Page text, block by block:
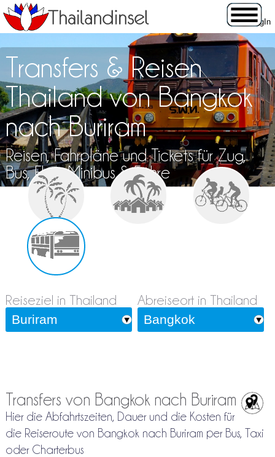
Transfers & Reisen
Thailand von Bangkok
nach Buriram
Reisen, Fahrpläne und Tickets für Zug,
Bus, Flug, Minibus & Fähre
Reiseziel in Thailand Abreiseort in Thailand
Transfers von Bangkok nach Buriram
Hier die Abfahrtszeiten, Dauer und die Kosten für
die Reiseroute von Bangkok nach Buriram per Bus, Taxi
oder Charterbus